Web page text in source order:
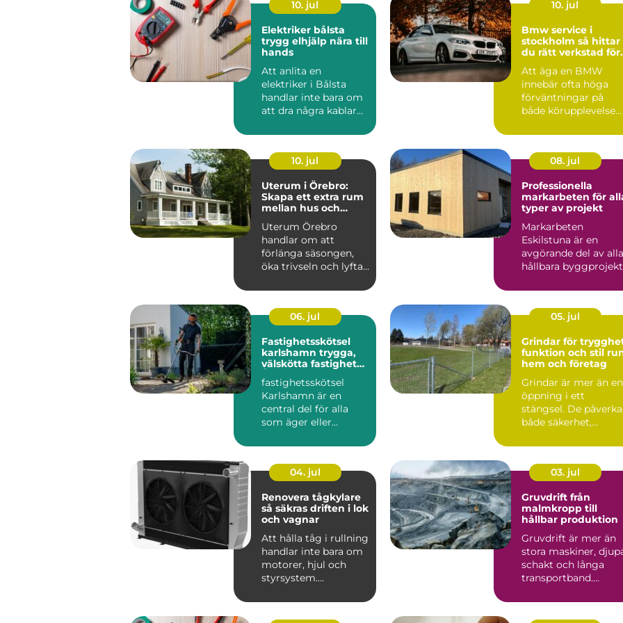
10. jul
Elektriker bålsta
trygg elhjälp nära till
hands
Att anlita en
elektriker i Bålsta
handlar inte bara om
att dra några kablar
strömbryta...
10. jul
Bmw service i
stockholm så hittar
du rätt verkstad för
Att äga en BMW
innebär ofta höga
förväntningar på
både körupplevelse
bilen ska...
10. jul
Uterum i Örebro:
Skapa ett extra rum
mellan hus och
Uterum Örebro
handlar om att
förlänga säsongen,
öka trivseln och lyfta
08. jul
Professionella
markarbeten för
typer av projekt
Markarbeten
Eskilstuna är en
avgörande del av alla
hållbara
06. jul
Fastighetsskötsel
karlshamn trygga,
välskötta fastigheter
fastighetsskötsel
Karlshamn är en
central del för alla
som äger eller
området, oavse...
05. jul
Grindar för
funktion och stil
hem och företag
Grindar är mer än en
öppning i ett
stängsel. De
både säkerhet,
en fa...
04. jul
Renovera tågkylare
så säkras driften i lok
och vagnar
Att hålla tåg i rullning
handlar inte bara om
motorer, hjul och
styrsystem.
avgöra...
03. jul
Gruvdrift från
malmkropp till
hållbar produktion
Gruvdrift är mer än
stora maskiner,
schakt och långa
transportband.
malm finns...